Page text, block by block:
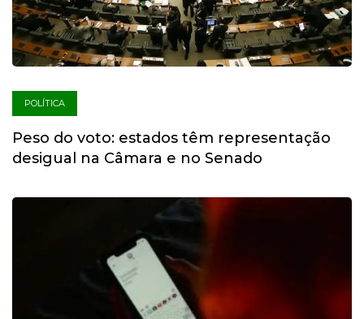
POLÍTICA
Peso do voto: estados têm representação
desigual na Câmara e no Senado